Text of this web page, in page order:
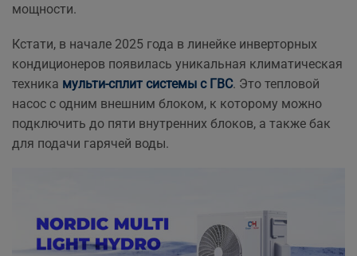
мощности.
Кстати, в начале 2025 года в линейке инверторных
кондиционеров появилась уникальная климатическая
техника мульти-сплит системы с ГВС. Это тепловой
насос с одним внешним блоком, к которому можно
подключить до пяти внутренних блоков, а также бак
для подачи гарячей воды.